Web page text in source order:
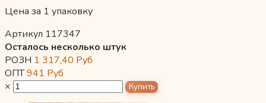
Цена за 1 упаковку
Артикул 117347
Осталось несколько штук
РОЗН 1 317,40 Руб
ОПТ941 Руб
×